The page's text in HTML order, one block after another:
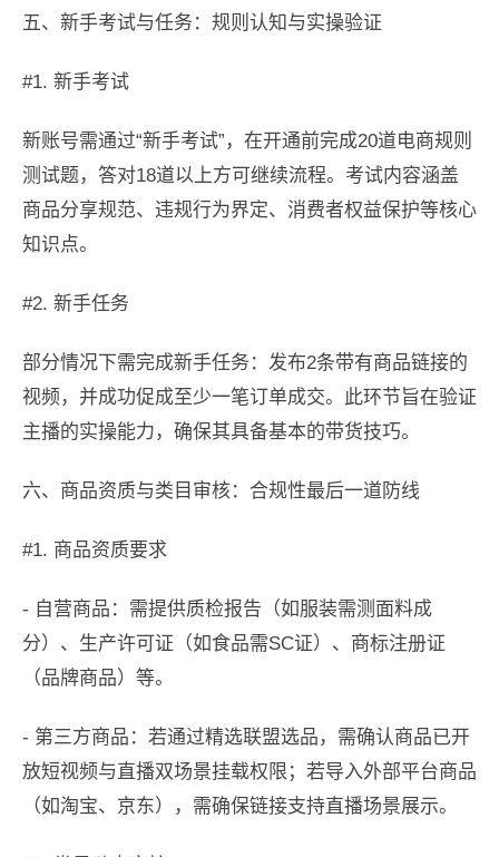
五、新手考试与任务：规则认知与实操验证
#1. 新手考试
新账号需通过“新手考试”，在开通前完成20道电商规则
测试题，答对18道以上方可继续流程。考试内容涵盖
商品分享规范、违规行为界定、消费者权益保护等核心
知识点。
#2. 新手任务
部分情况下需完成新手任务：发布2条带有商品链接的
视频，并成功促成至少一笔订单成交。此环节旨在验证
主播的实操能力，确保其具备基本的带货技巧。
六、商品资质与类目审核：合规性最后一道防线
#1. 商品资质要求
- 自营商品：需提供质检报告（如服装需测面料成
分）、生产许可证（如食品需SC证）、商标注册证
（品牌商品）等。
- 第三方商品：若通过精选联盟选品，需确认商品已开
放短视频与直播双场景挂载权限；若导入外部平台商品
（如淘宝、京东），需确保链接支持直播场景展示。